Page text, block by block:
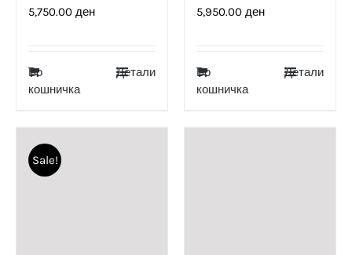
5,750.00 ден
Во
кошничка
Детали
5,950.00 ден
Во
кошничка
Детали
Sale!